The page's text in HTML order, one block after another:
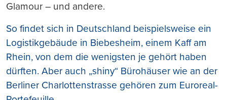
Glamour – und andere.
So findet sich in Deutschland beispielsweise ein
Logistikgebäude in Biebesheim, einem Kaff am
Rhein, von dem die wenigsten je gehört haben
dürften. Aber auch „shiny“ Bürohäuser wie an der
Berliner Charlottenstrasse gehören zum Euroreal-